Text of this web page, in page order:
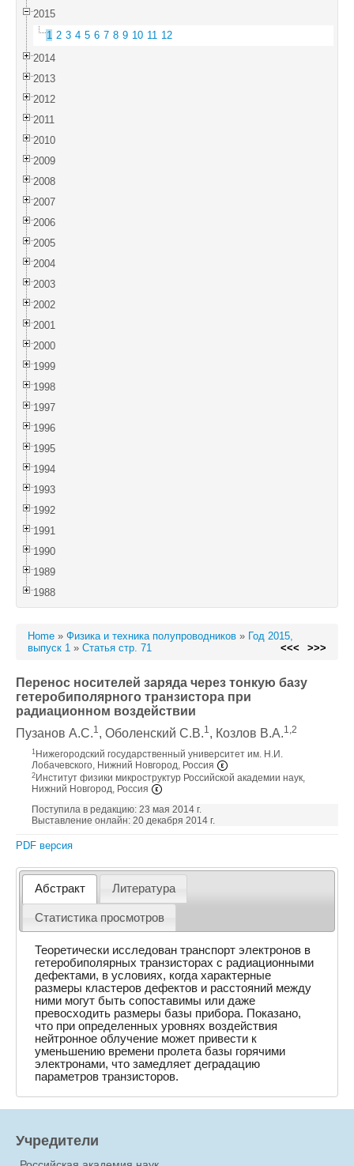
2015
1 2 3 4 5 6 7 8 9 10 11 12
2014
2013
2012
2011
2010
2009
2008
2007
2006
2005
2004
2003
2002
2001
2000
1999
1998
1997
1996
1995
1994
1993
1992
1991
1990
1989
1988
Home » Физика и техника полупроводников » Год 2015,
выпуск 1 » Статья стр. 71 <<< >>>
Перенос носителей заряда через тонкую базу
гетеробиполярного транзистора при
радиационном воздействии
Пузанов А.С.1, Оболенский С.В.1, Козлов В.А.1,2
1 Нижегородский государственный университет им. Н.И.
Лобачевского, Нижний Новгород, Россия
2 Институт физики микроструктур Российской академии наук,
Нижний Новгород, Россия
Поступила в редакцию: 23 мая 2014 г.
Выставление онлайн: 20 декабря 2014 г.
PDF версия
Абстракт Литература
Статистика просмотров
Теоретически исследован транспорт электронов в
гетеробиполярных транзисторах с радиационными
дефектами, в условиях, когда характерные
размеры кластеров дефектов и расстояний между
ними могут быть сопоставимы или даже
превосходить размеры базы прибора. Показано,
что при определенных уровнях воздействия
нейтронное облучение может привести к
уменьшению времени пролета базы горячими
электронами, что замедляет деградацию
параметров транзисторов.
Учредители